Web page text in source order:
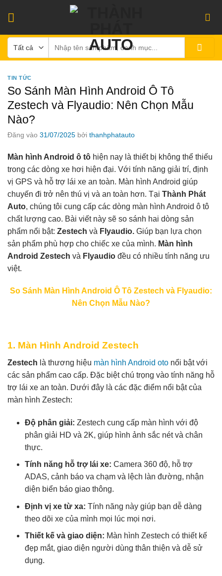
kiếm:
TIN TỨC
So Sánh Màn Hình Android Ô Tô
Zestech và Flyaudio: Nên Chọn Mẫu
Nào?
Đăng vào 31/07/2025 bởi thanhphatauto
Màn hình Android ô tô hiện nay là thiết bị không thể thiếu
trong các dòng xe hơi hiện đại. Với tính năng giải trí, định
vị GPS và hỗ trợ lái xe an toàn. Màn hình Android giúp
chuyến đi trở nên thú vị và an toàn hơn. Tại Thành Phát
Auto, chúng tôi cung cấp các dòng màn hình Android ô tô
chất lượng cao. Bài viết này sẽ so sánh hai dòng sản
phẩm nổi bật: Zestech và Flyaudio. Giúp bạn lựa chọn
sản phẩm phù hợp cho chiếc xe của mình. Màn hình
Android Zestech và Flyaudio đều có nhiều tính năng ưu
việt.
So Sánh Màn Hình Android Ô Tô Zestech và Flyaudio:
Nên Chọn Mẫu Nào?
1. Màn Hình Android Zestech
Zestech là thương hiệu màn hình Android oto nổi bật với
các sản phẩm cao cấp. Đặc biệt chú trọng vào tính năng hỗ
trợ lái xe an toàn. Dưới đây là các đặc điểm nổi bật của
màn hình Zestech:
Độ phân giải: Zestech cung cấp màn hình với độ
phân giải HD và 2K, giúp hình ảnh sắc nét và chân
thực.
Tính năng hỗ trợ lái xe: Camera 360 độ, hỗ trợ
ADAS, cảnh báo va chạm và lệch làn đường, nhận
diện biển báo giao thông.
Định vị xe từ xa: Tính năng này giúp bạn dễ dàng
theo dõi xe của mình mọi lúc mọi nơi.
Thiết kế và giao diện: Màn hình Zestech có thiết kế
đẹp mắt, giao diện người dùng thân thiện và dễ sử
dụng.